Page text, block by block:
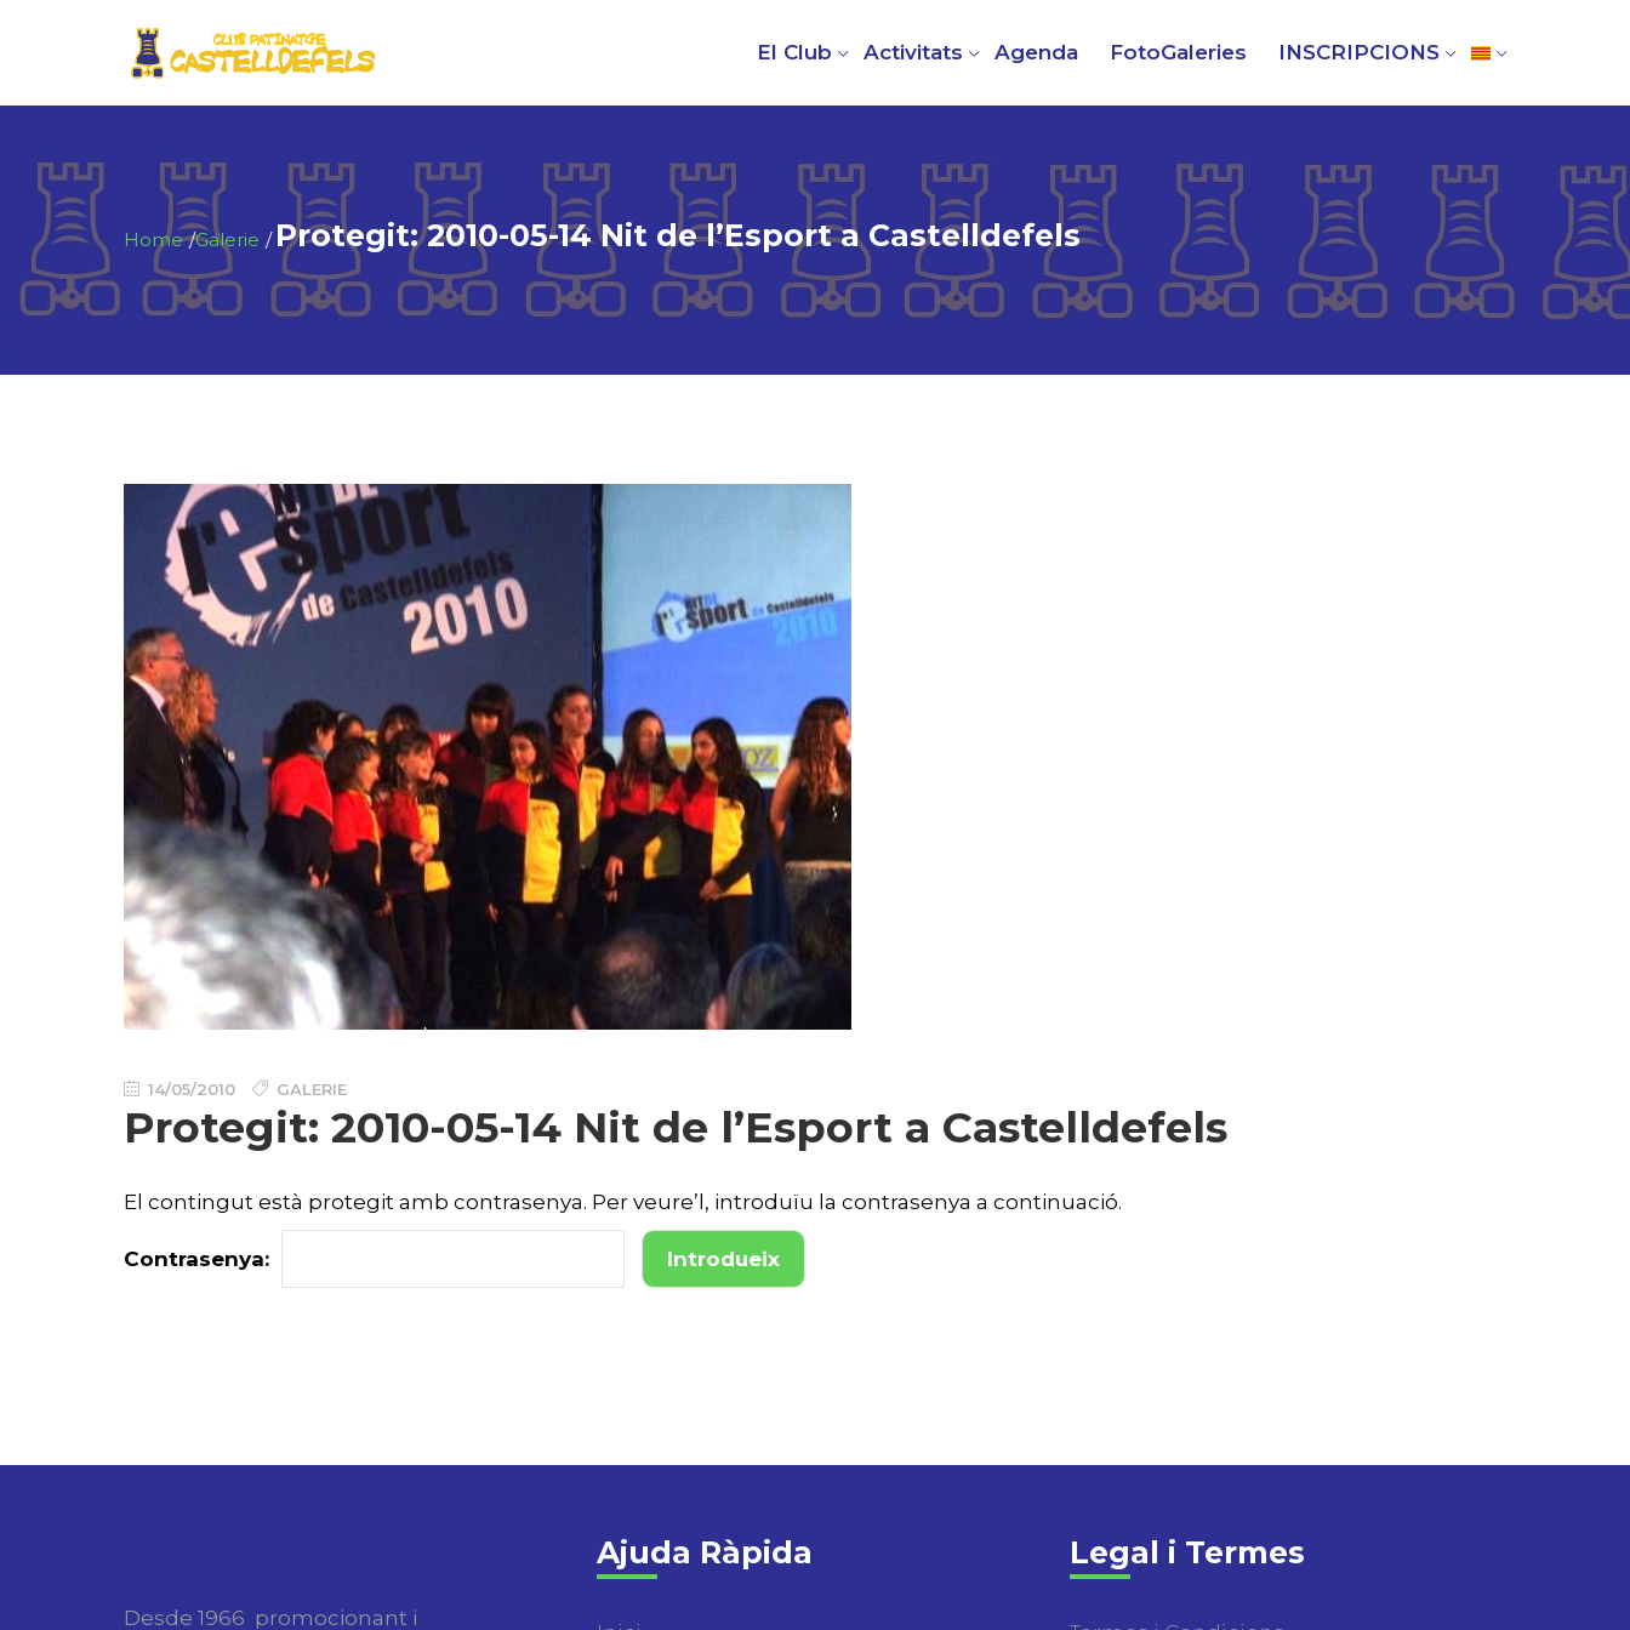
El Club Activitats Agenda FotoGaleries INSCRIPCIONS
Home Galerie Protegit: 2010-05-14 Nit de l’Esport a Castelldefels
14/05/2010 GALERIE
Protegit: 2010-05-14 Nit de l’Esport a Castelldefels
El contingut està protegit amb contrasenya. Per veure’l, introduïu la contrasenya a continuació.
Contrasenya:
Desde 1966 promocionant i
Ajuda Ràpida Legal i Termes